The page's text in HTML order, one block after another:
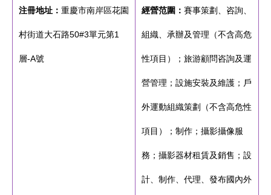
注冊地址： 重慶市南岸區花園
村街道大石路50#3單元第1
層-A號
經營范圍： 賽事策劃、咨詢、
組織、承辦及管理（不含高危
性項目）；旅游顧問咨詢及運
營管理；設施安裝及維護；戶
外運動組織策劃（不含高危性
項目）；制作；攝影攝像服
務；攝影器材租賃及銷售；設
計、制作、代理、發布國內外